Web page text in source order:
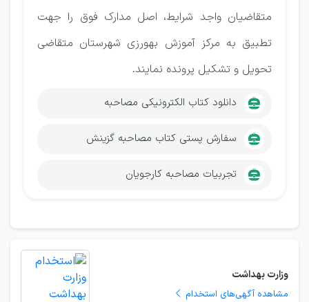
متقاضیان واجد شرایط، اصل مدارک فوق را جهت
تطبیق به مرکز آموزش بهورزی شهرستان متقاضی
تحویل و تشکیل پرونده نمایند.
دانلود کتاب الکترونیکی مصاحبه
سفارش پستی کتاب مصاحبه گزینش
تجربیات مصاحبه کارجویان
وزارت بهداشت
مشاهده آگهی‌های استخدام